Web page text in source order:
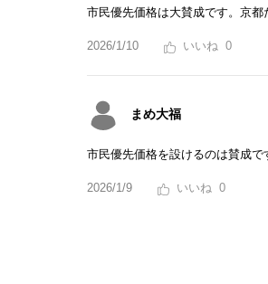
市民優先価格は大賛成です。京都
2026/1/10 0
まめ大福
市民優先価格を設けるのは賛成で
2026/1/9 0